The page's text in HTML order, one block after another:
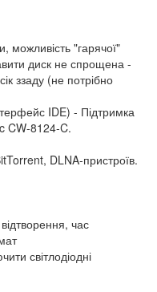
можливість "гарячої"
диск не спрощена -
ззаду (не потрібно
IDE) - Підтримка
CW-8124-C.
DLNA-пристроїв.
час
світлодіодні